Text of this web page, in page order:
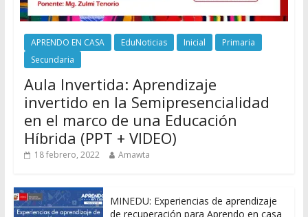
APRENDO EN CASA EduNoticias Inicial
Primaria
Secundaria
Aula Invertida: Aprendizaje
invertido en la Semipresencialidad
en el marco de una Educación
Híbrida (PPT + VIDEO)
18 febrero, 2022 Amawta
MINEDU: Experiencias de aprendizaje
de recuperación para Aprendo en casa